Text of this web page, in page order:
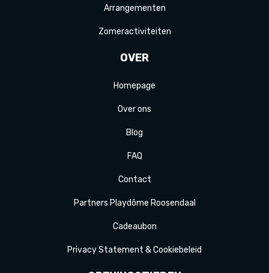
Arrangementen
Zomeractiviteiten
OVER
Homepage
Over ons
Blog
FAQ
Contact
Partners Playdôme Roosendaal
Cadeaubon
Privacy Statement & Cookiebeleid